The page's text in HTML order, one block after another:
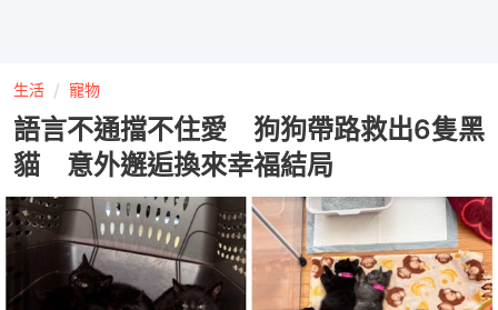
生活 寵物
語言不通擋不住愛 狗狗帶路救出6隻黑
貓 意外邂逅換來幸福結局